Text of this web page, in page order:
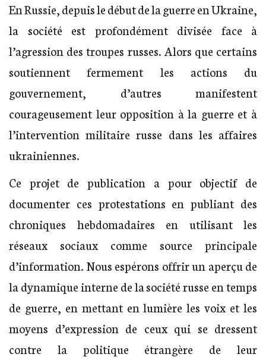
En Russie, depuis le début de la guerre en Ukraine,
la société est profondément divisée face à
l’agression des troupes russes. Alors que certains
soutiennent fermement les actions du
gouvernement, d’autres manifestent
courageusement leur opposition à la guerre et à
l’intervention militaire russe dans les affaires
ukrainiennes.
Ce projet de publication a pour objectif de
documenter ces protestations en publiant des
chroniques hebdomadaires en utilisant les
réseaux sociaux comme source principale
d’information. Nous espérons offrir un aperçu de
la dynamique interne de la société russe en temps
de guerre, en mettant en lumière les voix et les
moyens d’expression de ceux qui se dressent
contre la politique étrangère de leur